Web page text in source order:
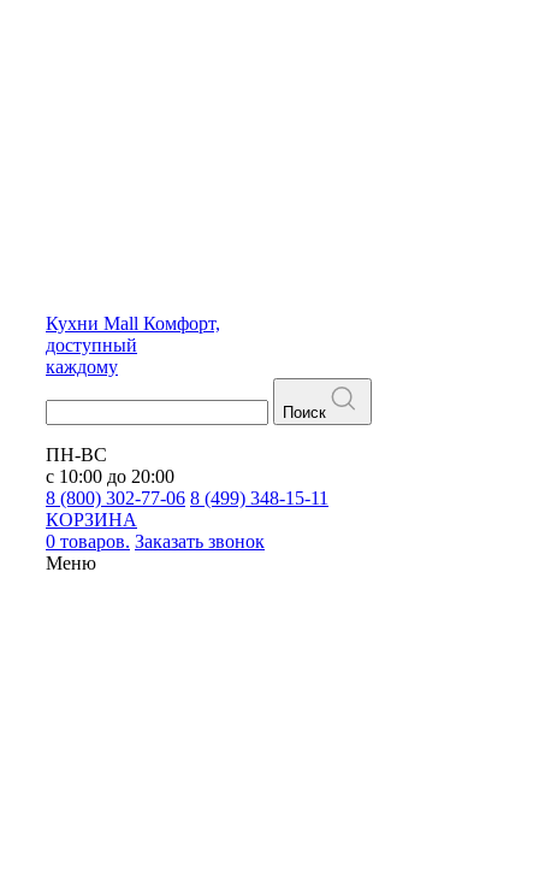
Кухни Mall Комфорт,
доступный
каждому
Поиск
ПН-ВС
с 10:00 до 20:00
8 (800) 302-77-06 8 (499) 348-15-11
КОРЗИНА
0 товаров. Заказать звонок
Меню